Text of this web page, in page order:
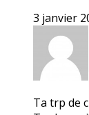
3 janvier
Ta trp de